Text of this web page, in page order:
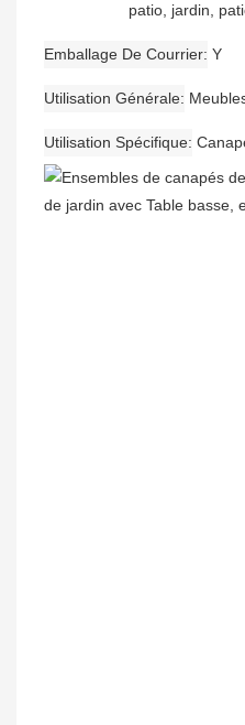
patio, jardin,
Emballage De Courrier Y
Utilisation Générale
Utilisation Spécifique